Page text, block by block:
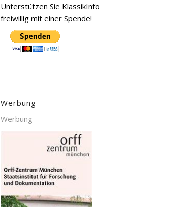
Unterstützen Sie KlassikInfo
freiwillig mit einer Spende!
Werbung
Werbung